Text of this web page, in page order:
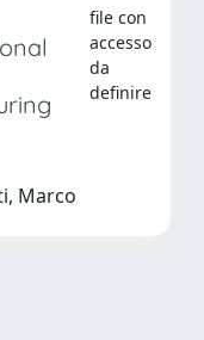
file con
accesso
da
definire
Marco